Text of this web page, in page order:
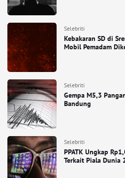
Selebriti
Kebakaran SD di
Mobil Pemadam
Selebriti
Gempa M5,3
Bandung
Selebriti
PPATK Ungkap
Terkait Piala Dunia